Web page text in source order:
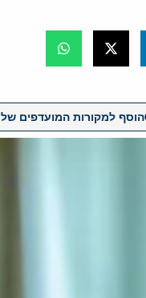
הוסף למקורות המועדפים של Google